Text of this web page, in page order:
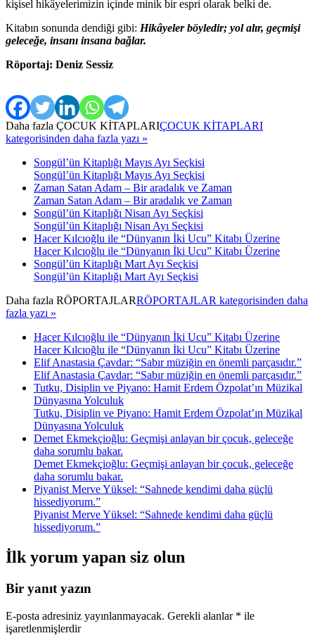
kişisel hikâyelerimizin içinde minik bir espri olarak belki de.
Kitabın sonunda dendiği gibi: Hikâyeler böyledir; yol alır, geçmişi
geleceğe, insanı insana bağlar.
Röportaj: Deniz Sessiz
Daha fazla ÇOCUK KİTAPLARIÇOCUK KİTAPLARI
kategorisinden daha fazla yazı »
Songül’ün Kitaplığı Mayıs Ayı Seçkisi
Songül’ün Kitaplığı Mayıs Ayı Seçkisi
Zaman Satan Adam – Bir aradalık ve Zaman
Zaman Satan Adam – Bir aradalık ve Zaman
Songül’ün Kitaplığı Nisan Ayı Seçkisi
Songül’ün Kitaplığı Nisan Ayı Seçkisi
Hacer Kılcıoğlu ile “Dünyanın İki Ucu” Kitabı Üzerine
Hacer Kılcıoğlu ile “Dünyanın İki Ucu” Kitabı Üzerine
Songül’ün Kitaplığı Mart Ayı Seçkisi
Songül’ün Kitaplığı Mart Ayı Seçkisi
Daha fazla RÖPORTAJLARRÖPORTAJLAR kategorisinden daha
fazla yazı »
Hacer Kılcıoğlu ile “Dünyanın İki Ucu” Kitabı Üzerine
Hacer Kılcıoğlu ile “Dünyanın İki Ucu” Kitabı Üzerine
Elif Anastasia Çavdar: “Sabır müziğin en önemli parçasıdır.”
Elif Anastasia Çavdar: “Sabır müziğin en önemli parçasıdır.”
Tutku, Disiplin ve Piyano: Hamit Erdem Özpolat’ın Müzikal
Dünyasına Yolculuk
Tutku, Disiplin ve Piyano: Hamit Erdem Özpolat’ın Müzikal
Dünyasına Yolculuk
Demet Ekmekçioğlu: Geçmişi anlayan bir çocuk, geleceğe
daha sorumlu bakar.
Demet Ekmekçioğlu: Geçmişi anlayan bir çocuk, geleceğe
daha sorumlu bakar.
Piyanist Merve Yüksel: “Sahnede kendimi daha güçlü
hissediyorum.”
Piyanist Merve Yüksel: “Sahnede kendimi daha güçlü
hissediyorum.”
İlk yorum yapan siz olun
Bir yanıt yazın
E-posta adresiniz yayınlanmayacak. Gerekli alanlar * ile
işaretlenmişlerdir